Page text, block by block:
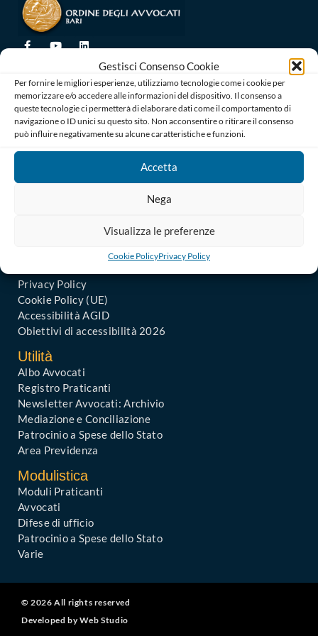
Gestisci Consenso Cookie
Per fornire le migliori esperienze, utilizziamo tecnologie come i cookie per
memorizzare e/o accedere alle informazioni del dispositivo. Il consenso a
queste tecnologie ci permetterà di elaborare dati come il comportamento di
navigazione o ID unici su questo sito. Non acconsentire o ritirare il consenso
può influire negativamente su alcune caratteristiche e funzioni.
Accetta
Nega
Visualizza le preferenze
Cookie PolicyPrivacy Policy
Ordine degli Avvocati di Bari
Palazzo di Giustizia, Piazza De Nicola 70123 BARI
Telefono : 080 574 91 54 / 080 527 73 24
Codice Fiscale: 80019470725
Codice univoco di Fatturazione: UFGAKA
ordine@avvocatibari.legalmail.it
Uffici Amministrativi
Informazioni agli iscritti
Privacy Policy
Cookie Policy (UE)
Accessibilità AGID
Obiettivi di accessibilità 2026
Utilità
Albo Avvocati
Registro Praticanti
Newsletter Avvocati: Archivio
Mediazione e Conciliazione
Patrocinio a Spese dello Stato
Area Previdenza
Modulistica
Moduli Praticanti
Avvocati
Difese di ufficio
Patrocinio a Spese dello Stato
Varie
© 2026 All rights reserved
Developed by Web Studio